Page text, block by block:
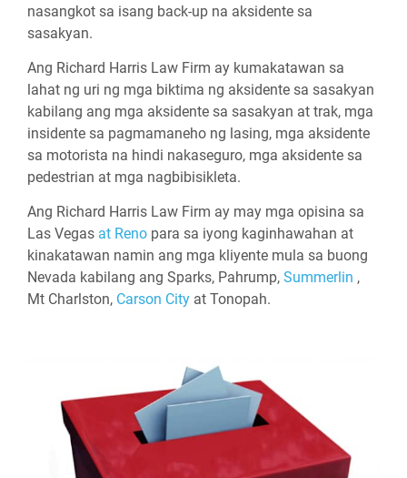
nasangkot sa isang back-up na aksidente sa
sasakyan.
Ang Richard Harris Law Firm ay kumakatawan sa
lahat ng uri ng mga biktima ng aksidente sa sasakyan
kabilang ang mga aksidente sa sasakyan at trak, mga
insidente sa pagmamaneho ng lasing, mga aksidente
sa motorista na hindi nakaseguro, mga aksidente sa
pedestrian at mga nagbibisikleta.
Ang Richard Harris Law Firm ay may mga opisina sa
Las Vegas at Reno para sa iyong kaginhawahan at
kinakatawan namin ang mga kliyente mula sa buong
Nevada kabilang ang Sparks, Pahrump, Summerlin ,
Mt Charlston, Carson City at Tonopah.